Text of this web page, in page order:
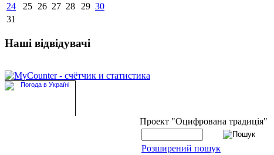
24
25 26 27 28 29 30
31
Наші відвідувачі
Проект "Оцифрована традиція"
Розширений пошук